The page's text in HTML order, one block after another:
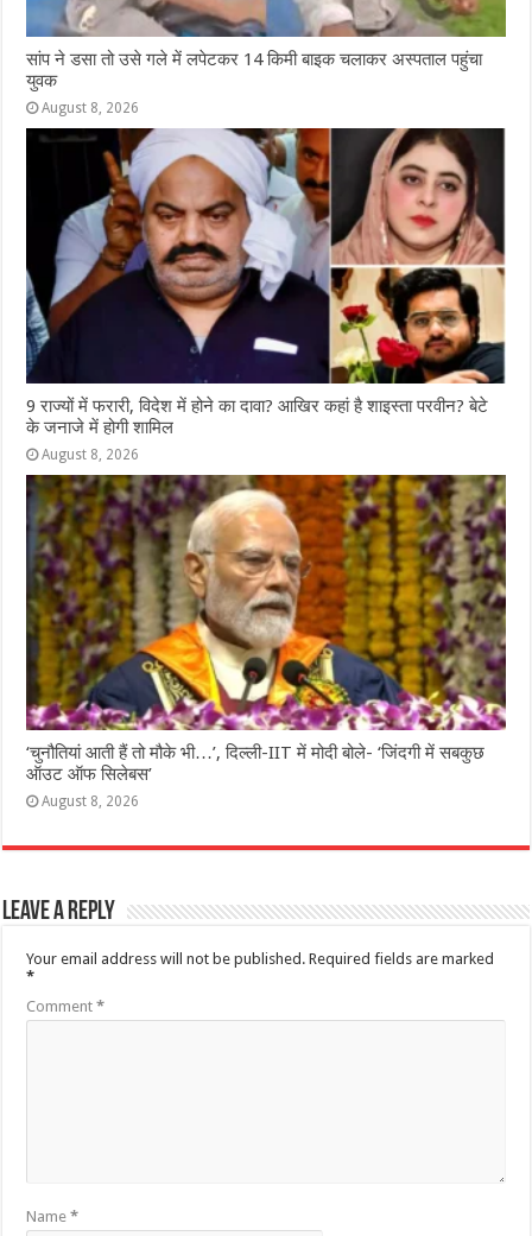
सांप ने डसा तो उसे गले में लपेटकर 14 किमी बाइक चलाकर अस्पताल पहुंचा
युवक
August 8, 2026
9 राज्‍यों में फरारी, व‍िदेश में होने का दावा? आख‍िर कहां है शाइस्‍ता परवीन? बेटे
के जनाजे में होगी शामिल
August 8, 2026
‘चुनौतियां आती हैं तो मौके भी…’, दिल्ली-IIT में मोदी बोले- ‘जिंदगी में सबकुछ
ऑउट ऑफ सिलेबस’
August 8, 2026
Leave a Reply
Your email address will not be published. Required fields are marked
*
Comment*
Name*